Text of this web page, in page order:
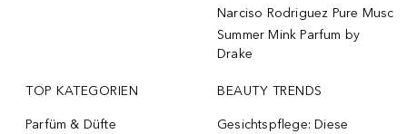
Narciso Rodriguez Pure Musc
Summer Mink Parfum by
Drake
TOP KATEGORIEN
Parfüm & Düfte
BEAUTY TRENDS
Gesichtspflege: Diese